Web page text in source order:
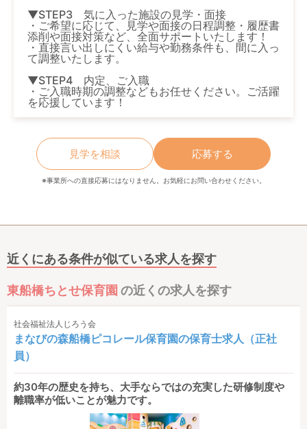
▼STEP3 気に入った施設の見学・面接
・ご希望に応じて、見学や面接の日程調整・履歴書
添削や面接対策など、全面サポートいたします！
・直接言い出しにくい給与や勤務条件も、間に入っ
て調整いたします。
▼STEP4 内定、ご入職
・ご入職時期の調整などもお任せください。ご活躍
を応援しています！
見学を相談 応募する
※事業所への直接応募にはなりません。お気軽にお問い合わせください。
近くにある条件が似ている求人を探す
東船橋ちとせ保育園 の近くの求人を探す
社会福祉法人じろう会
まなびの森船橋ピコレール保育園の保育士求人（正社
員）
約30年の歴史を持ち、大手ならではの充実した研修制度や
離職率が低いことが魅力です。